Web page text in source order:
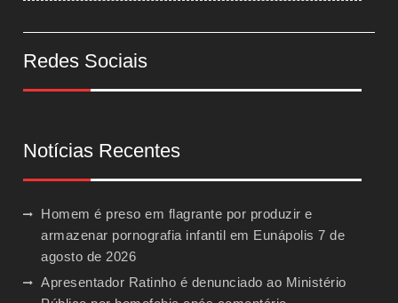
Redes Sociais
Notícias Recentes
Homem é preso em flagrante por produzir e
armazenar pornografia infantil em Eunápolis 7 de
agosto de 2026
Apresentador Ratinho é denunciado ao Ministério